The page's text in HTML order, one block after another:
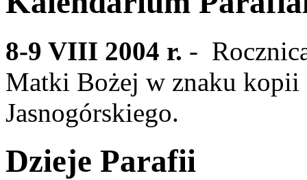
8-9 VIII 2004 r. -
Matki Bożej w znaku kopii
Jasnogórskiego.
Dzieje Parafii